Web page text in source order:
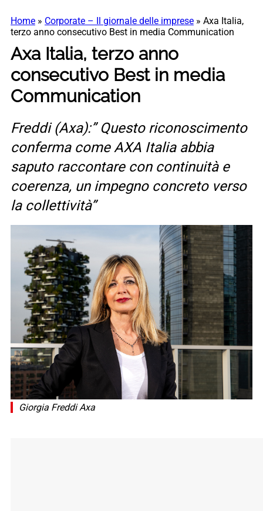
Home » Corporate – Il giornale delle imprese » Axa Italia,
terzo anno consecutivo Best in media Communication
Axa Italia, terzo anno
consecutivo Best in media
Communication
Freddi (Axa):” Questo riconoscimento
conferma come AXA Italia abbia
saputo raccontare con continuità e
coerenza, un impegno concreto verso
la collettività”
Giorgia Freddi Axa